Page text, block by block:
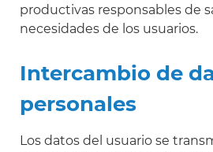
productivas responsables de
necesidades de los usuarios.
Intercambio de
personales
Los datos del usuario se